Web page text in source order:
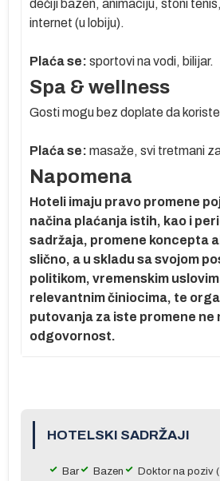
dečiji bazen, animaciju, stoni
internet (u lobiju).
Plaća se: sportovi na vodi, bilijar.
Spa & wellness
Gosti mogu bez doplate da
Plaća se: masaže, svi tretmani
Napomena
Hoteli imaju pravo promene
načina plaćanja istih, kao i
sadržaja, promene koncepta
slično, a u skladu sa svojom
politikom, vremenskim
relevantnim činiocima, te
putovanja za iste promene ne
odgovornost.
HOTELSKI SADRŽAJI
Bar Bazen Doktor na poziv